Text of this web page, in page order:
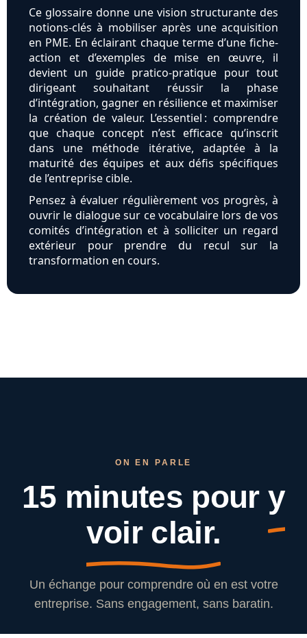
Ce glossaire donne une vision structurante des
notions-clés à mobiliser après une acquisition
en PME. En éclairant chaque terme d’une fiche-
action et d’exemples de mise en œuvre, il
devient un guide pratico-pratique pour tout
dirigeant souhaitant réussir la phase
d’intégration, gagner en résilience et maximiser
la création de valeur. L’essentiel : comprendre
que chaque concept n’est efficace qu’inscrit
dans une méthode itérative, adaptée à la
maturité des équipes et aux défis spécifiques
de l’entreprise cible.
Pensez à évaluer régulièrement vos progrès, à
ouvrir le dialogue sur ce vocabulaire lors de vos
comités d’intégration et à solliciter un regard
extérieur pour prendre du recul sur la
transformation en cours.
ON EN PARLE
15 minutes pour y
voir clair.
Un échange pour comprendre où en est votre
entreprise. Sans engagement, sans baratin.